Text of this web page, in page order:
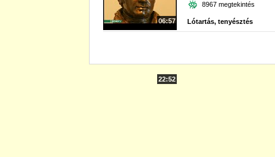
06:57
22:52
8967 megtekintés
Lótartás, tenyésztés